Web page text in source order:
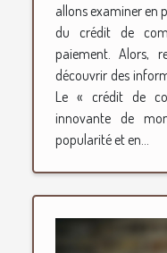
allons examiner en
du crédit de
paiement. Alors,
découvrir des
Le « crédit de
innovante de
popularité et en...